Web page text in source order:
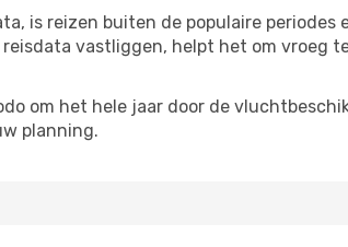
is reizen buiten de populaire
vastliggen, helpt het om vroeg
om het hele jaar door de
planning.